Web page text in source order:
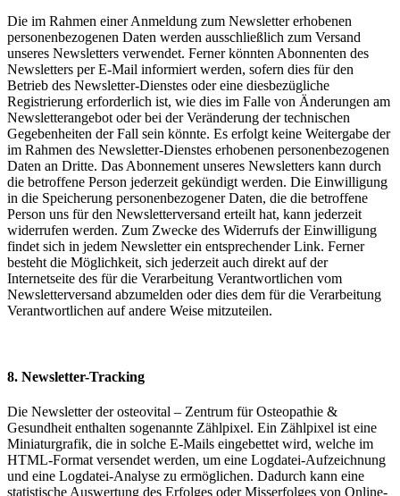
Die im Rahmen einer Anmeldung zum Newsletter erhobenen
personenbezogenen Daten werden ausschließlich zum Versand
unseres Newsletters verwendet. Ferner könnten Abonnenten des
Newsletters per E-Mail informiert werden, sofern dies für den
Betrieb des Newsletter-Dienstes oder eine diesbezügliche
Registrierung erforderlich ist, wie dies im Falle von Änderungen am
Newsletterangebot oder bei der Veränderung der technischen
Gegebenheiten der Fall sein könnte. Es erfolgt keine Weitergabe der
im Rahmen des Newsletter-Dienstes erhobenen personenbezogenen
Daten an Dritte. Das Abonnement unseres Newsletters kann durch
die betroffene Person jederzeit gekündigt werden. Die Einwilligung
in die Speicherung personenbezogener Daten, die die betroffene
Person uns für den Newsletterversand erteilt hat, kann jederzeit
widerrufen werden. Zum Zwecke des Widerrufs der Einwilligung
findet sich in jedem Newsletter ein entsprechender Link. Ferner
besteht die Möglichkeit, sich jederzeit auch direkt auf der
Internetseite des für die Verarbeitung Verantwortlichen vom
Newsletterversand abzumelden oder dies dem für die Verarbeitung
Verantwortlichen auf andere Weise mitzuteilen.
8. Newsletter-Tracking
Die Newsletter der osteovital – Zentrum für Osteopathie &
Gesundheit enthalten sogenannte Zählpixel. Ein Zählpixel ist eine
Miniaturgrafik, die in solche E-Mails eingebettet wird, welche im
HTML-Format versendet werden, um eine Logdatei-Aufzeichnung
und eine Logdatei-Analyse zu ermöglichen. Dadurch kann eine
statistische Auswertung des Erfolges oder Misserfolges von Online-